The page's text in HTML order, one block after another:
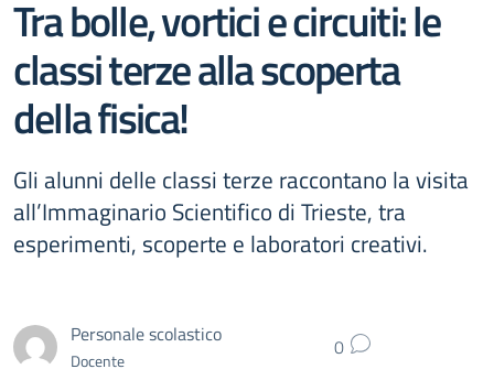
Tra bolle, vortici e circuiti: le
classi terze alla scoperta
della fisica!
Gli alunni delle classi terze raccontano la visita
all’Immaginario Scientifico di Trieste, tra
esperimenti, scoperte e laboratori creativi.
Personale scolastico
Docente 0